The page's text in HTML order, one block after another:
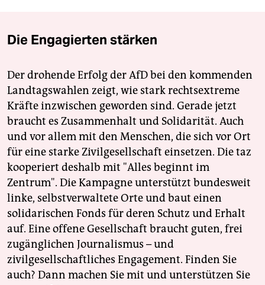
Die Engagierten stärken
Der drohende Erfolg der AfD bei den kommenden
Landtagswahlen zeigt, wie stark rechtsextreme
Kräfte inzwischen geworden sind. Gerade jetzt
braucht es Zusammenhalt und Solidarität. Auch
und vor allem mit den Menschen, die sich vor Ort
für eine starke Zivilgesellschaft einsetzen. Die taz
kooperiert deshalb mit "Alles beginnt im
Zentrum". Die Kampagne unterstützt bundesweit
linke, selbstverwaltete Orte und baut einen
solidarischen Fonds für deren Schutz und Erhalt
auf. Eine offene Gesellschaft braucht guten, frei
zugänglichen Journalismus – und
zivilgesellschaftliches Engagement. Finden Sie
auch? Dann machen Sie mit und unterstützen Sie